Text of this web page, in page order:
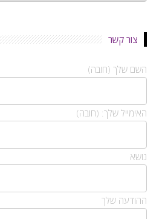
צור קשר
השם שלך (חובה)
האימייל שלך: (חובה)
נושא
ההודעה שלך